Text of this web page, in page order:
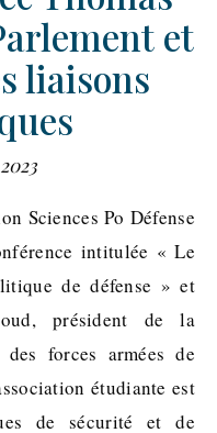
et
liaisons
intitulée « Le
de défense » et
président de la
forces armées de
étudiante est
de sécurité et de